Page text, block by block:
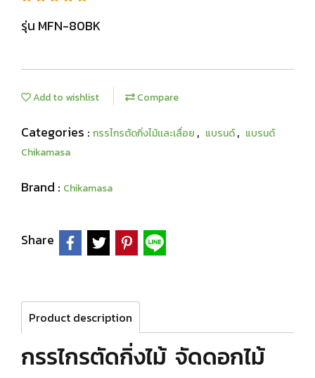
รุ่น MFN-80BK
Add to wishlist Compare
Categories : กรรไกรตัดกิ่งไม้เเละเลื่อย , แบรนด์, แบรนด์
Chikamasa
Brand : Chikamasa
Share
Product description
กรรไกรตัดกิ่งไม้ จัดดอกไม้